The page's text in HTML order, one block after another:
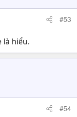
#53
là hiểu.
#54